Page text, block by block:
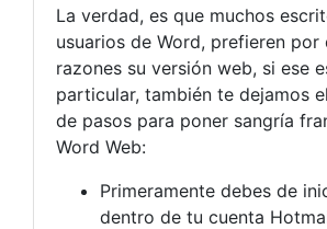
La verdad, es que muchos
usuarios de Word, prefieren por
razones su versión web, si ese
particular, también te dejamos
de pasos para poner sangría
Word Web:
Primeramente debes de
dentro de tu cuenta